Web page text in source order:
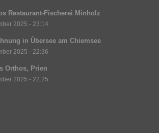
Restaurant-Fischerei Minholz
2025 - 23:14
in Übersee am Chiemsee
2025 - 22:36
Orthos, Prien
2025 - 22:25